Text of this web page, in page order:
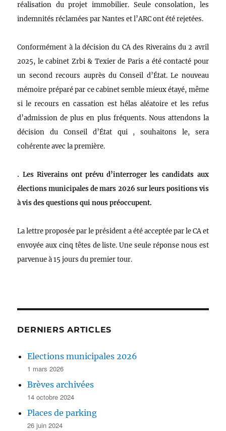
réalisation du projet immobilier. Seule consolation, les
indemnités réclamées par Nantes et l’ARC ont été rejetées.
Conformément à la décision du CA des Riverains du 2 avril
2025, le cabinet Zrbi & Texier de Paris a été contacté pour
un second recours auprès du Conseil d’État. Le nouveau
mémoire préparé par ce cabinet semble mieux étayé, même
si le recours en cassation est hélas aléatoire et les refus
d’admission de plus en plus fréquents. Nous attendons la
décision du Conseil d’État qui , souhaitons le, sera
cohérente avec la première.
. Les Riverains ont prévu d’interroger les candidats aux
élections municipales de mars 2026 sur leurs positions vis
à vis des questions qui nous préoccupent.
La lettre proposée par le président a été acceptée par le CA et
envoyée aux cinq têtes de liste. Une seule réponse nous est
parvenue à 15 jours du premier tour.
DERNIERS ARTICLES
Elections municipales 2026
1 mars 2026
Brèves archivées
14 octobre 2024
Places de parking
26 juin 2024